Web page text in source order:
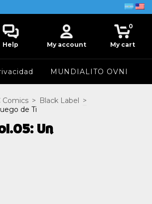
Help My account My cart
0
MUNDIALITO OVNI
Comics > Black Label >
de Ti
Un